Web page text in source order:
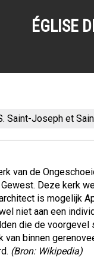
ÉGLISE
Saint-Joseph et
van de
Deze kerk
is mogelijk
niet aan een
die de voorgevel
van binnen
(Bron: Wikipedia)